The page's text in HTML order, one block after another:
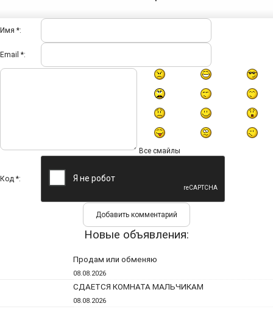
Имя *:
Email *:
Все смайлы
Код *:
Новые объявления:
Продам или обменяю
08.08.2026
СДАЕТСЯ КОМНАТА МАЛЬЧИКАМ
08.08.2026